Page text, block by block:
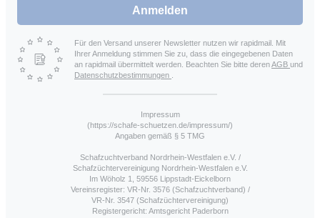
Anmelden
Für den Versand unserer Newsletter nutzen wir rapidmail. Mit
Ihrer Anmeldung stimmen Sie zu, dass die eingegebenen Daten
an rapidmail übermittelt werden. Beachten Sie bitte derenAGB und
Datenschutzbestimmungen
Impressum
(https://schafe-schuetzen.de/impressum/)
Angaben gemäß § 5 TMG
Schafzuchtverband Nordrhein-Westfalen e.V. /
Schafzüchtervereinigung Nordrhein-Westfalen e.V.
Im Wöholz 1, 59556 Lippstadt-Eickelborn
Vereinsregister: VR-Nr. 3576 (Schafzuchtverband) /
VR-Nr. 3547 (Schafzüchtervereinigung)
Registergericht: Amtsgericht Paderborn